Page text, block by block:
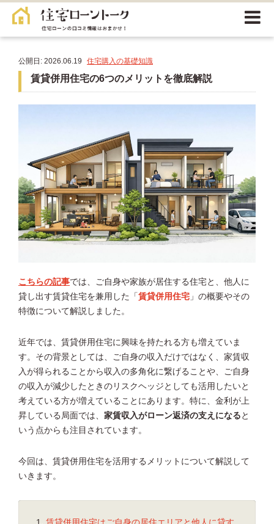
公開日: 2026.06.19 住宅購入の基礎知識
賃貸併用住宅の6つのメリットを徹底解説
こちらの記事では、ご自身や家族が居住する住宅と、他人に
貸し出す賃貸住宅を兼用した「賃貸併用住宅 」の概要やその
特徴について解説しました。
近年では、賃貸併用住宅に興味を持たれる方も増えていま
す。その背景としては、ご自身の収入だけではなく、家賃収
入が得られることから収入の多角化に繋げることや、ご自身
の収入が減少したときのリスクヘッジとしても活用したいと
考えている方が増えていることにあります。特に、金利が上
昇している局面では、 家賃収入がローン返済の支えになる と
いう点からも注目されています。
今回は、賃貸併用住宅を活用するメリットについて解説して
いきます。